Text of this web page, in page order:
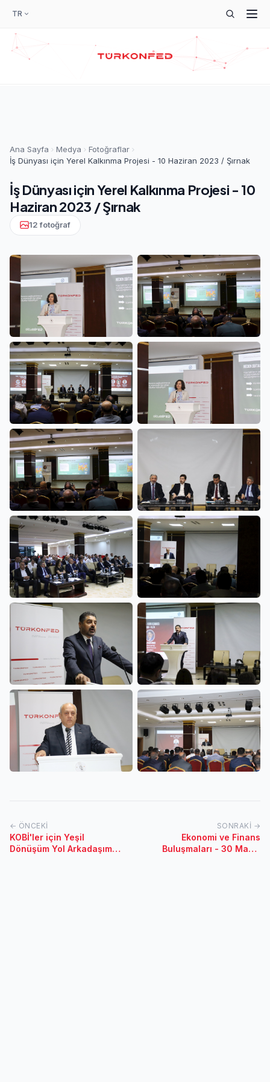
TR
Ana Sayfa Medya
Fotoğraflar
İş Dünyası için Yerel Kalkınma Projesi - 10 Haziran 2023 / Şırnak
İş Dünyası için Yerel Kalkınma Projesi - 10
Haziran 2023 / Şırnak
12 fotoğraf
← ÖNCEKI
KOBİ'ler için Yeşil
Dönüşüm Yol Arkadaşım
SONRAKI →
Ekonomi ve Finans
Buluşmaları - 30 Mayıs